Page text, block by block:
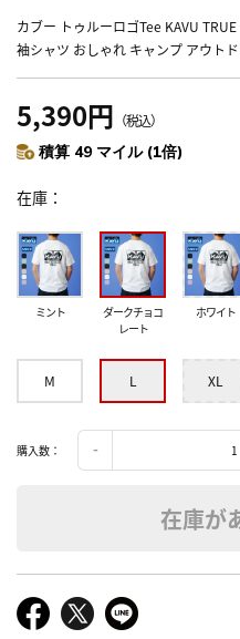
カブー トゥルーロゴTee KAVU
袖シャツ おしゃれ キャンプ アウト
5,390円 （税込）
積算 49 マイル (1倍)
在庫
ミント
ダークチョコ
レート
ホワイト
M L XL
購入数：
在庫が